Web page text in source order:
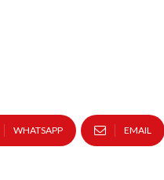
WHATSAPP EMAIL